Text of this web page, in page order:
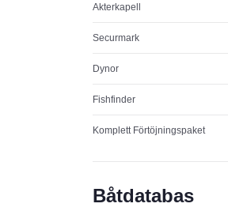
Akterkapell
Securmark
Dynor
Fishfinder
Komplett Förtöjningspaket
Båtdatabas